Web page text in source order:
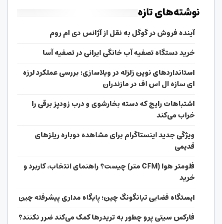
نوشته‌های تازه
آینده فروش در گوگل به نقل از آژانس دی ام روم
خرید دستگاه تصفیه آب خانگی ایرانی در تصفیه آسا
استانداردهای نوین زلزله در ویلاسازی؛ بررسی عملکرد لرزه
ای سازه ال اس اف در مازندران
اشتباهات رایج که دسته بخارشوی و درب زودپز برقی را
خراب می‌کند
ویژگی جدید اینستاگرام برای مشاهده دوباره ریلزهای
قدیمی
فلومتر هوا (CFM متر) چیست؟ راهنمای انتخاب، کاربرد و
خرید
ایستگاه فضایی تیانگونگ چین؛ پایگاه مداری پیشرفته چین
فارکس سیتی پرو چطور به تریدرها کمک می‌کند ضرر نکنند؟